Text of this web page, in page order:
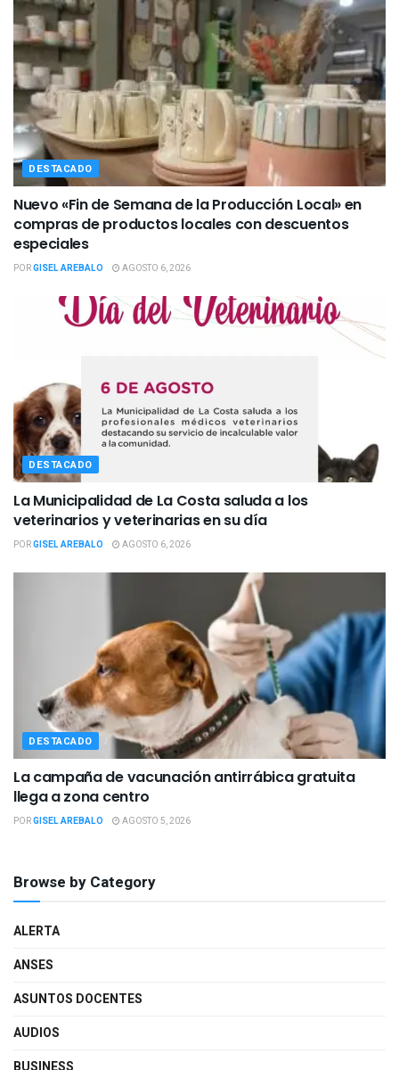
DESTACADO
Nuevo «Fin de Semana de la Producción Local» en
compras de productos locales con descuentos
especiales
PORGISEL AREBALO AGOSTO 6, 2026
DESTACADO
La Municipalidad de La Costa saluda a los
veterinarios y veterinarias en su día
PORGISEL AREBALO AGOSTO 6, 2026
DESTACADO
La campaña de vacunación antirrábica gratuita
llega a zona centro
PORGISEL AREBALO AGOSTO 5, 2026
Browse by Category
ALERTA
ANSES
ASUNTOS DOCENTES
AUDIOS